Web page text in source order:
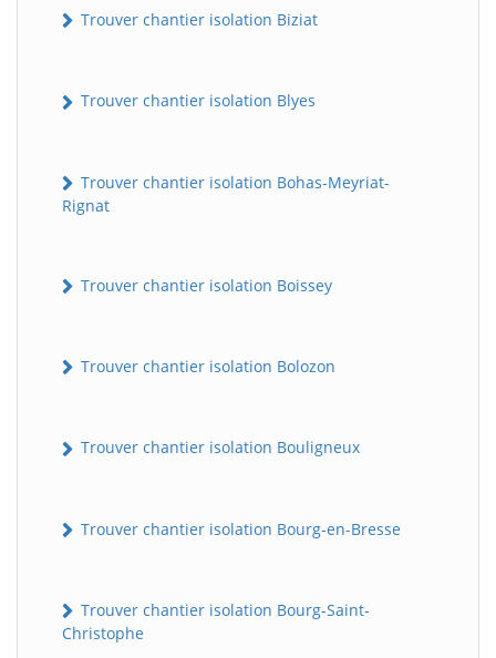
Trouver chantier isolation Biziat
Trouver chantier isolation Blyes
Trouver chantier isolation Bohas-Meyriat-
Rignat
Trouver chantier isolation Boissey
Trouver chantier isolation Bolozon
Trouver chantier isolation Bouligneux
Trouver chantier isolation Bourg-en-Bresse
Trouver chantier isolation Bourg-Saint-
Christophe